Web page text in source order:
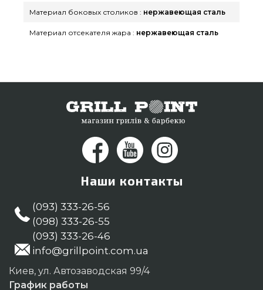
Материал боковых столиков : нержавеющая сталь
Материал отсекателя жара : нержавеющая сталь
Наши контакты
(093) 333-26-56
(098) 333-26-55
(093) 333-26-46
info@grillpoint.com.ua
Киев, ул. Автозаводская 99/4
График работы